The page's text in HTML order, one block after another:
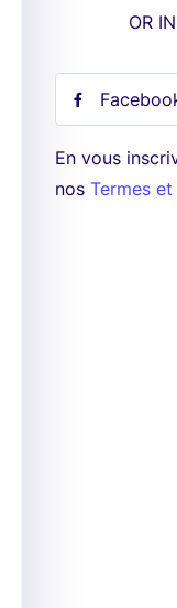
OR
En vous
nos Termes